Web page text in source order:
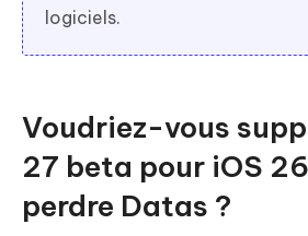
logiciels.
Voudriez-vous
27 beta pour iOS
perdre Datas ?